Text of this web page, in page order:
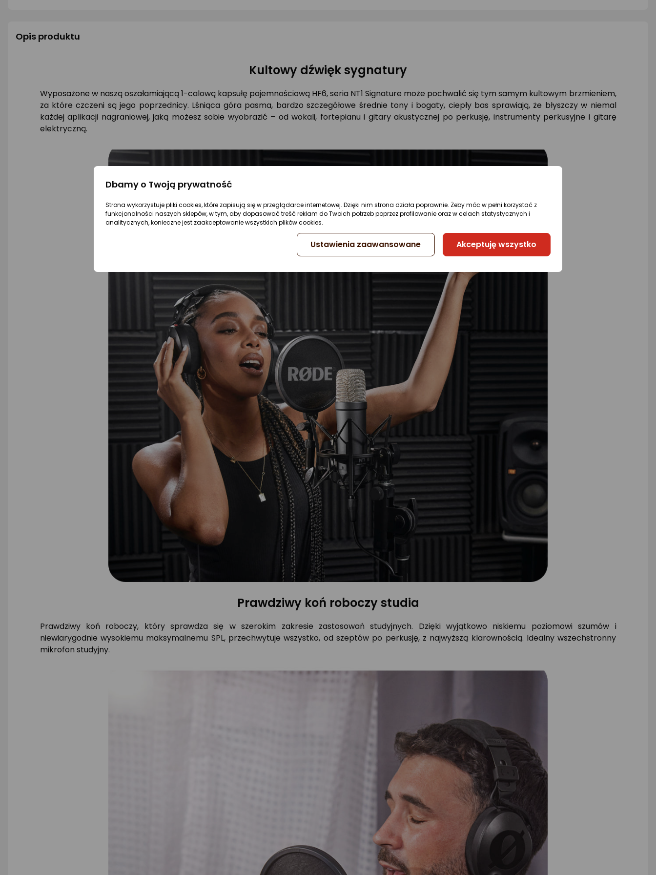
Opis produktu
Kultowy dźwięk sygnatury
Wyposażone w naszą oszałamiającą 1-calową kapsułę pojemnościową HF6, seria NT1 Signature może pochwalić się tym samym kultowym brzmieniem,
za które czczeni są jego poprzednicy. Lśniąca góra pasma, bardzo szczegółowe średnie tony i bogaty, ciepły bas sprawiają, że błyszczy w niemal
każdej aplikacji nagraniowej, jaką możesz sobie wyobrazić – od wokali, fortepianu i gitary akustycznej po perkusję, instrumenty perkusyjne i gitarę
elektryczną.
Prawdziwy koń roboczy studia
Prawdziwy koń roboczy, który sprawdza się w szerokim zakresie zastosowań studyjnych. Dzięki wyjątkowo niskiemu poziomowi szumów i
niewiarygodnie wysokiemu maksymalnemu SPL, przechwytuje wszystko, od szeptów po perkusję, z najwyższą klarownością. Idealny wszechstronny
mikrofon studyjny.
Dbamy o Twoją prywatność
Strona wykorzystuje pliki cookies, które zapisują się w przeglądarce internetowej. Dzięki nim strona działa poprawnie. Żeby móc w pełni korzystać z
funkcjonalności naszych sklepów, w tym, aby dopasować treść reklam do Twoich potrzeb poprzez profilowanie oraz w celach statystycznych i
analitycznych, konieczne jest zaakceptowanie wszystkich plików cookies.
Ustawienia zaawansowane Akceptuję wszystko